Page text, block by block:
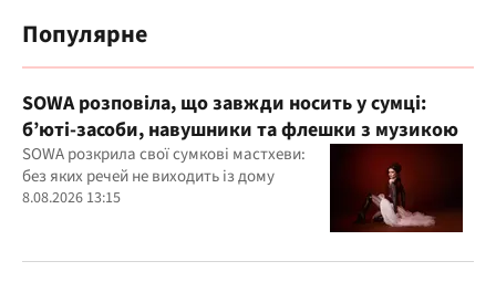
Популярне
SOWA розповіла, що завжди носить у сумці:
б’юті-засоби, навушники та флешки з музикою
SOWA розкрила свої сумкові мастхеви:
без яких речей не виходить із дому
8.08.2026 13:15